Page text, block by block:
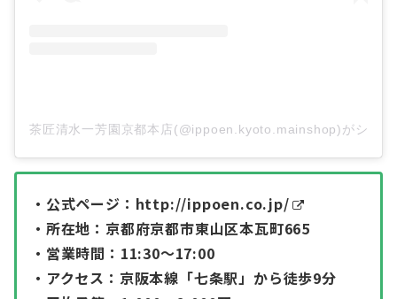
茶匠清水一芳園京都本店(@ippoen.kyoto.mainshop)がシェア
・公式ページ： http://ippoen.co.jp/
・所在地：京都府京都市東山区本瓦町665
・営業時間：11:30～17:00
・アクセス：京阪本線「七条駅」から徒歩9分